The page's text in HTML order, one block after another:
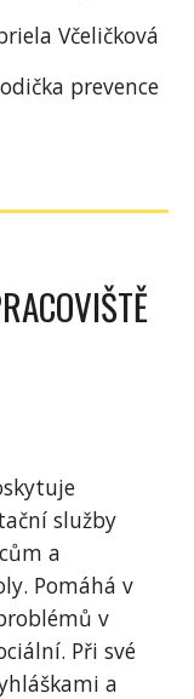
Včeličková
prevence
služby
a
Pomáhá v
v
Při své
a